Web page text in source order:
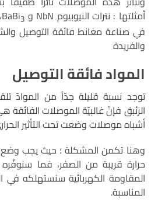
أمثلتها : نترات النيوبيوم NbN و BaBi
3
في صناعة مغانط فائقة التوصيل
والفريدة
المواد فائقة التوصيل
توجد نسبة قليلة جدّاً من الموادّ
الزئبق فإنّ غالبيّة الموصلات
أشباه موصلات وضعت تحت التأثير
وهنا تكمن المشكلة ؛ حيث يجب
حرارة قريبة من الصفر، فما
المقاومة الكهربائية سنستهلكه في
المناسبة.